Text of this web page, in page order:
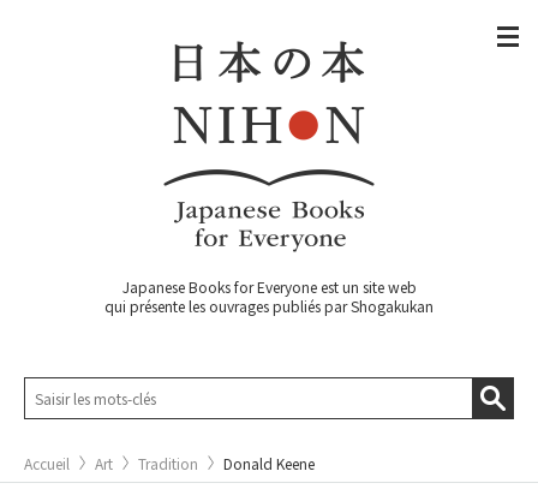
Japanese Books for Everyone est un site web
qui présente les ouvrages publiés par Shogakukan
Accueil Art Tradition Donald Keene